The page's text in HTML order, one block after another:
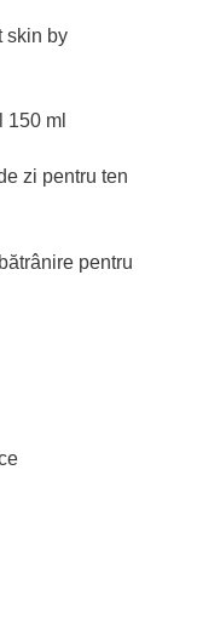
skin by
150 ml
zi pentru ten
pentru